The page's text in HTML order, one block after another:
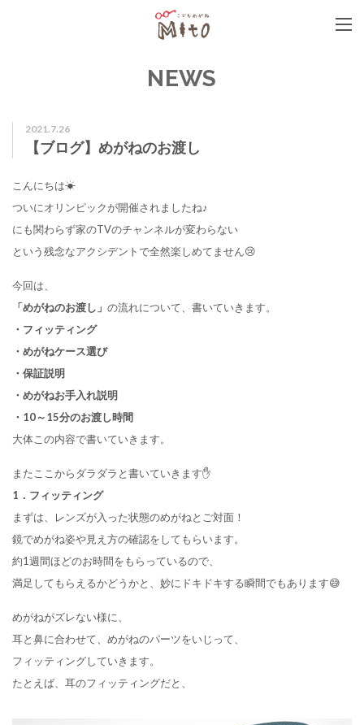
NEWS
2021.7.26
【ブログ】めがねのお渡し
こんにちは☀
ついにオリンピックが開催されましたね♪
にも関わらず家のTVのチャンネルが変わらない
という残念なアクシデントで全然楽しめてません😢
今回は、
「めがねのお渡し」 の流れについて、書いていきます。
・フィッティング
・めがねケース選び
・保証説明
・めがねお手入れ説明
・10～15分のお渡し時間
大体この内容で書いていきます。
またここからダラダラと書いていきます✋
1．フィッティング
まずは、レンズが入った状態のめがねとご対面！
鏡でめがね姿や見え方の確認をしてもらいます。
約1週間ほどのお時間をもらっているので、
満足してもらえるかどうかと、妙にドキドキする瞬間でもあります😅
めがねがズレない様に、
耳と鼻に合わせて、めがねのパーツをいじって、
フィッティングしていきます。
たとえば、耳のフィッティングだと、